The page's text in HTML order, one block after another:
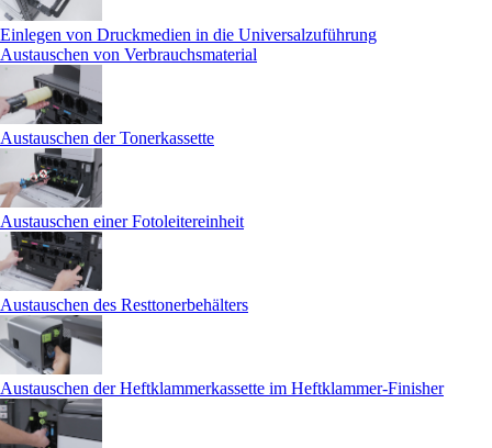
Einlegen von Druckmedien in die Universalzuführung
Austauschen von Verbrauchsmaterial
Austauschen der Tonerkassette
Austauschen einer Fotoleitereinheit
Austauschen des Resttonerbehälters
Austauschen der Heftklammerkassette im Heftklammer-Finisher